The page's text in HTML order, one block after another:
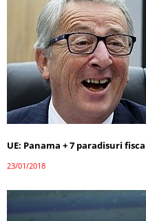
UE: Panama + 7 paradisuri
23/01/2018